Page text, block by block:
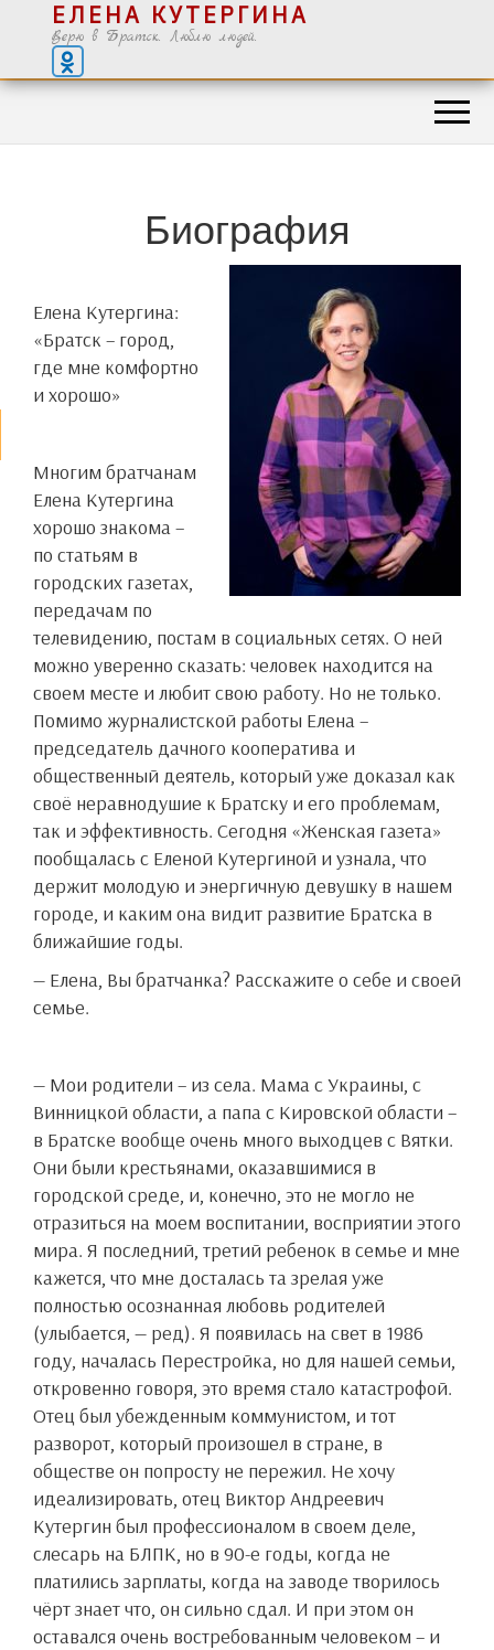
ЕЛЕНА КУТЕРГИНА
Верю в Братск. Люблю людей.
Биография
Елена Кутергина:
«Братск – город,
где мне комфортно
и хорошо»
Многим братчанам
Елена Кутергина
хорошо знакома –
по статьям в
городских газетах,
передачам по
телевидению, постам в социальных сетях. О ней
можно уверенно сказать: человек находится на
своем месте и любит свою работу. Но не только.
Помимо журналистской работы Елена –
председатель дачного кооператива и
общественный деятель, который уже доказал как
своё неравнодушие к Братску и его проблемам,
так и эффективность. Сегодня «Женская газета»
пообщалась с Еленой Кутергиной и узнала, что
держит молодую и энергичную девушку в нашем
городе, и каким она видит развитие Братска в
ближайшие годы.
— Елена, Вы братчанка? Расскажите о себе и своей
семье.
— Мои родители – из села. Мама с Украины, с
Винницкой области, а папа с Кировской области –
в Братске вообще очень много выходцев с Вятки.
Они были крестьянами, оказавшимися в
городской среде, и, конечно, это не могло не
отразиться на моем воспитании, восприятии этого
мира. Я последний, третий ребенок в семье и мне
кажется, что мне досталась та зрелая уже
полностью осознанная любовь родителей
(улыбается, — ред). Я появилась на свет в 1986
году, началась Перестройка, но для нашей семьи,
откровенно говоря, это время стало катастрофой.
Отец был убежденным коммунистом, и тот
разворот, который произошел в стране, в
обществе он попросту не пережил. Не хочу
идеализировать, отец Виктор Андреевич
Кутергин был профессионалом в своем деле,
слесарь на БЛПК, но в 90-е годы, когда не
платились зарплаты, когда на заводе творилось
чёрт знает что, он сильно сдал. И при этом он
оставался очень востребованным человеком – и